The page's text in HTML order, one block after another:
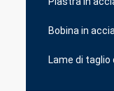
Bobina in
Lame di taglio